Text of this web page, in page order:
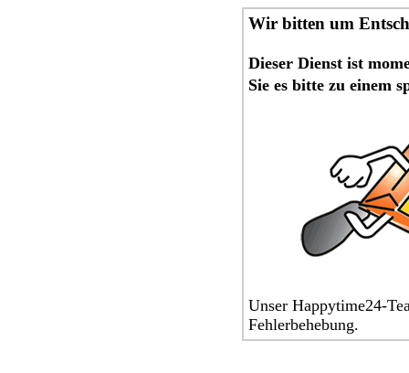
Wir bitten um
Dieser Dienst ist
Sie es bitte zu einem
Unser Happytime24-
Fehlerbehebung.